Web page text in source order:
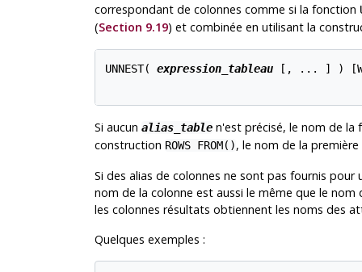
correspondant de colonnes comme si la fonction
(Section 9.19) et combinée en utilisant la
UNNEST( expression_tableau [ , ... ] ) [
Si aucun alias_tablen'est précisé, le nom de la
construction ROWS FROM(), le nom de la
Si des alias de colonnes ne sont pas fournis
nom de la colonne est aussi le même que le
les colonnes résultats obtiennent les noms des
Quelques exemples :